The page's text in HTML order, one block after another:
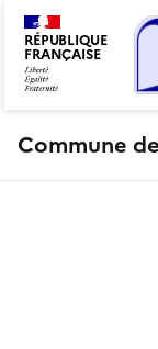
RÉPUBLIQUE
FRANÇAISE
Commune